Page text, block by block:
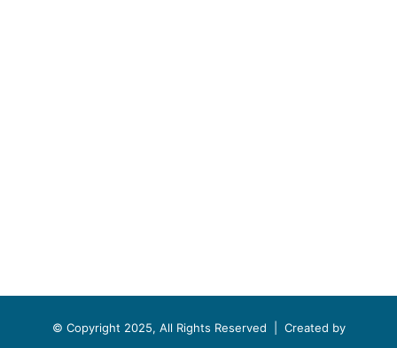
© Copyright 2025, All Rights Reserved | Created by